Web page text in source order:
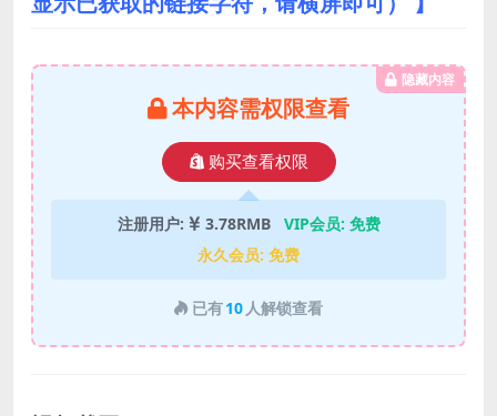
隐藏内容
本内容需权限查看
购买查看权限
注册用户: 3.78RMB VIP会员: 免费
永久会员: 免费
已有10 人解锁查看